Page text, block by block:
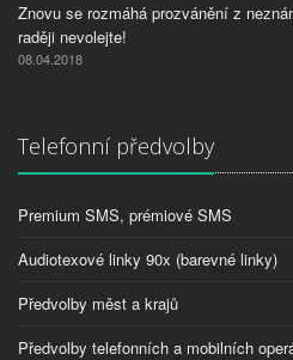
Znovu se rozmáhá prozvánění z
raději nevolejte!
08.04.2018
Telefonní předvolby
Premium SMS, prémiové SMS
Audiotexové linky 90x (barevné linky)
Předvolby měst a krajů
Předvolby telefonních a mobilních